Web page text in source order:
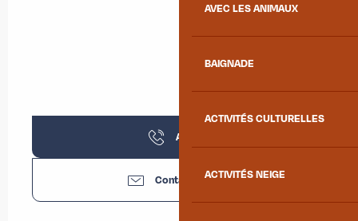
AVEC LES ANIMAUX
BAIGNADE
ACTIVITÉS CULTURELLES
ACTIVITÉS NEIGE
Appeler
Contactez-nous